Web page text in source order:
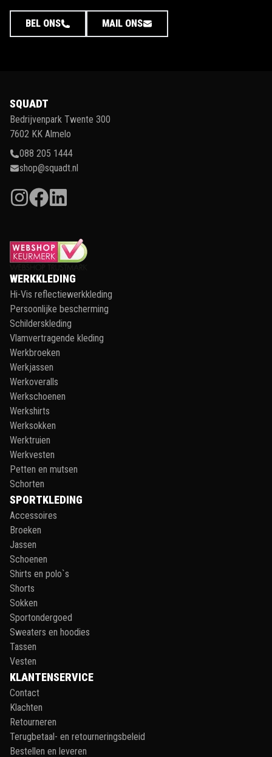
BEL ONS MAIL ONS
SQUADT
Bedrijvenpark Twente 300
7602 KK Almelo
088 205 1444
shop@squadt.nl
WERKKLEDING
Hi-Vis reflectiewerkkleding
Persoonlijke bescherming
Schilderskleding
Vlamvertragende kleding
Werkbroeken
Werkjassen
Werkoveralls
Werkschoenen
Werkshirts
Werksokken
Werktruien
Werkvesten
Petten en mutsen
Schorten
SPORTKLEDING
Accessoires
Broeken
Jassen
Schoenen
Shirts en polo`s
Shorts
Sokken
Sportondergoed
Sweaters en hoodies
Tassen
Vesten
KLANTENSERVICE
Contact
Klachten
Retourneren
Terugbetaal- en retourneringsbeleid
Bestellen en leveren